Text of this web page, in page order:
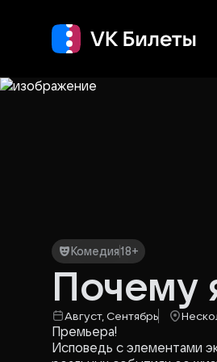
Комедия18+
Почему
Август, Сентябрь
Премьера!
Исповедь с элементами